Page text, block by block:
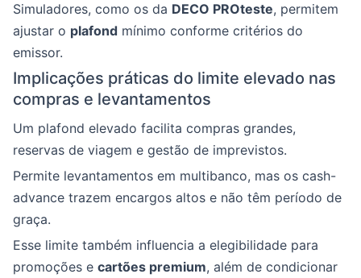
Simuladores, como os da DECO PROteste, permitem
ajustar o plafond mínimo conforme critérios do
emissor.
Implicações práticas do limite elevado nas
compras e levantamentos
Um plafond elevado facilita compras grandes,
reservas de viagem e gestão de imprevistos.
Permite levantamentos em multibanco, mas os cash-
advance trazem encargos altos e não têm período de
graça.
Esse limite também influencia a elegibilidade para
promoções e cartões premium, além de condicionar